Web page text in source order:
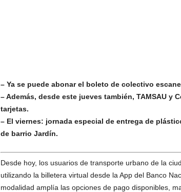
– Ya se puede abonar el boleto de colectivo
– Además, desde este jueves también, TAMSAU y
tarjetas.
– El viernes: jornada especial de entrega de
de barrio Jardín.
Desde hoy, los usuarios de transporte urbano de la
utilizando la billetera virtual desde la App del Banco
modalidad amplía las opciones de pago disponibles,